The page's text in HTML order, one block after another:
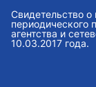
Свидетельство о
периодического
агентства и
10.03.2017 года.